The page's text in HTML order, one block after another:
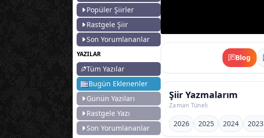
Popüler Şiirler
Rastgele Şiir
Son Yorumlananlar
YAZILAR
Tüm Yazılar
Bugün Eklenenler
Günün Yazıları
Rastgele Yazı
Son Yorumlananlar
Blog
Şiir Yazmalarım
Zaman Tüneli
2026 2025 2024 2023